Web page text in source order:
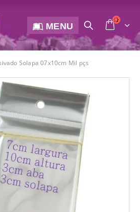
MENU
Solapa 07x10cm Mil pçs